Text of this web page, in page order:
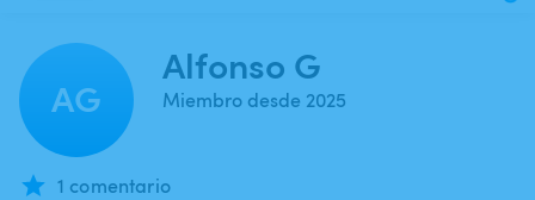
AG
Alfonso G
Miembro desde 2025
1 comentario